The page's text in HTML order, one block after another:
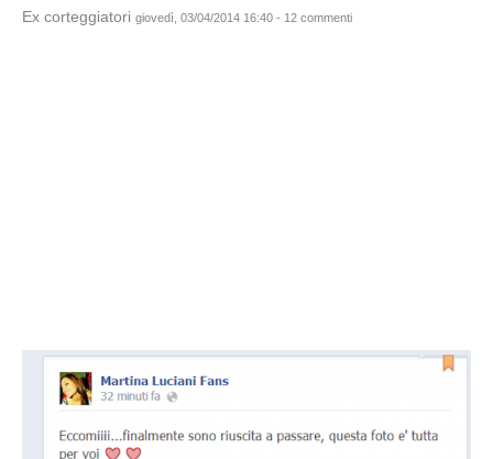
Ex corteggiatori giovedì, 03/04/2014 16:40 - 12 commenti